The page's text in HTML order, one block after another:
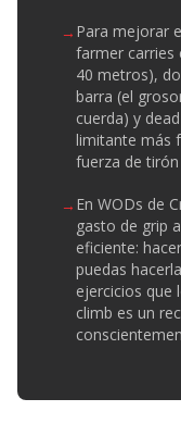
Para mejorar
farmer carries
40 metros),
barra (el
cuerda) y
limitante más
fuerza de tirón
En WODs de
gasto de grip
eficiente:
puedas
ejercicios que
climb es un